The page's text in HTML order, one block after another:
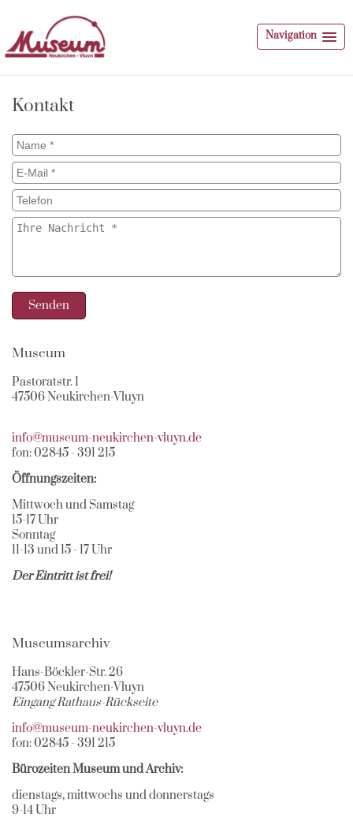
Navigation
Kontakt
Senden
Museum
Pastoratstr. 1
47506 Neukirchen-Vluyn
info@museum-neukirchen-vluyn.de
fon: 02845 - 391 215
Öffnungszeiten:
Mittwoch und Samstag
15-17 Uhr
Sonntag
11-13 und 15 - 17 Uhr
Der Eintritt ist frei!
Museumsarchiv
Hans-Böckler-Str. 26
47506 Neukirchen-Vluyn
Eingang Rathaus-Rückseite
info@museum-neukirchen-vluyn.de
fon: 02845 - 391 215
Bürozeiten Museum und Archiv:
dienstags, mittwochs und donnerstags
9-14 Uhr